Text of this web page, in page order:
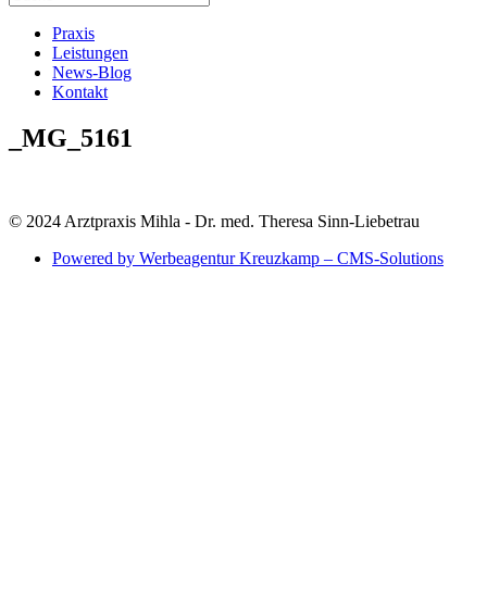
Praxis
Leistungen
News-Blog
Kontakt
_MG_5161
© 2024 Arztpraxis Mihla - Dr. med. Theresa Sinn-Liebetrau
Powered by Werbeagentur Kreuzkamp – CMS-Solutions